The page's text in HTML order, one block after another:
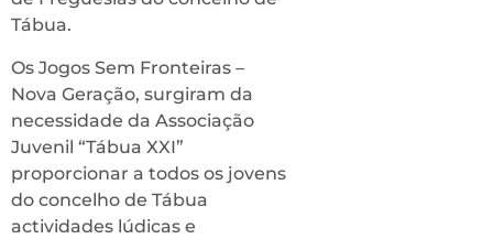
Tábua.
Os Jogos Sem Fronteiras –
Nova Geração, surgiram da
necessidade da Associação
Juvenil “Tábua XXI”
proporcionar a todos os jovens
do concelho de Tábua
actividades lúdicas e